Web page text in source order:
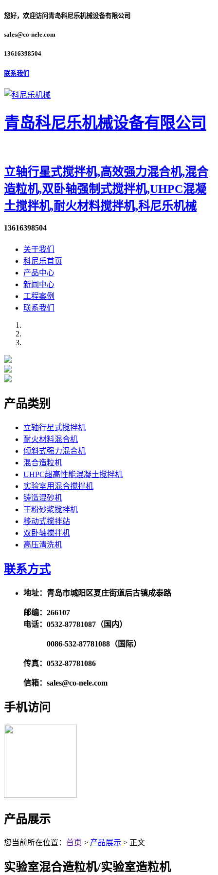
您好，欢迎访问青岛科尼乐机械设备有限公司
sales@co-nele.com
13616398504
联系我们
青岛科尼乐机械设备有限公司
立轴行星式搅拌机,高效强力混合机,混合
造粒机,双卧轴强制式搅拌机,UHPC混凝
土搅拌机,耐火材料搅拌机,科尼乐机械
13616398504
关于我们
科尼乐首页
产品中心
新闻中心
工程案例
联系我们
产品类别
立轴行星式搅拌机
耐火材料混合机
倾斜式强力混合机
混合造粒机
UHPC超高性能混凝土搅拌机
实验室用混合搅拌机
铸造混砂机
干粉砂浆搅拌机
移动式搅拌站
双卧轴搅拌机
高压清洗机
联系方式
地址：青岛市城阳区夏庄街道后古镇成泰路
邮编：266107
电话：0532-87781087（国内）
0086-532-87781088（国际）
传真：0532-87781086
信箱：sales@co-nele.com
手机访问
产品展示
您当前所在位置： 首页 > 产品展示 > 正文
实验室混合造粒机/实验室造粒机